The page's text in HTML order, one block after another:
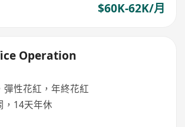
$60K-62K/月
Operation
彈性花紅，年終花紅
，14天年休